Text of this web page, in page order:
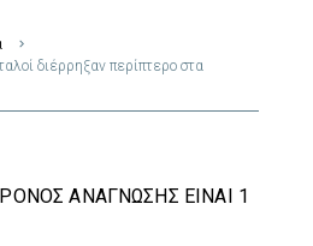
διέρρηξαν περίπτερο στα
ΑΝΆΓΝΩΣΗΣ ΕΊΝΑΙ 1